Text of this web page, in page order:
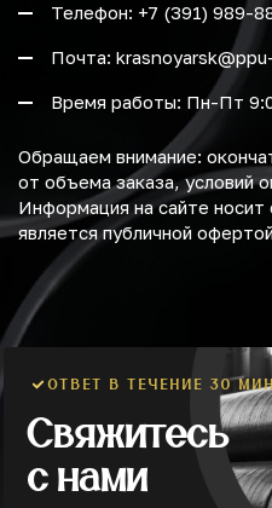
Телефон: +7 (391) 989-
Почта:
Время работы: Пн-Пт
Обращаем внимание:
от объема заказа, условий
Информация на сайте носит
является публичной
ОТВЕТ В ТЕЧЕНИЕ 30
Свяжитесь
с нами